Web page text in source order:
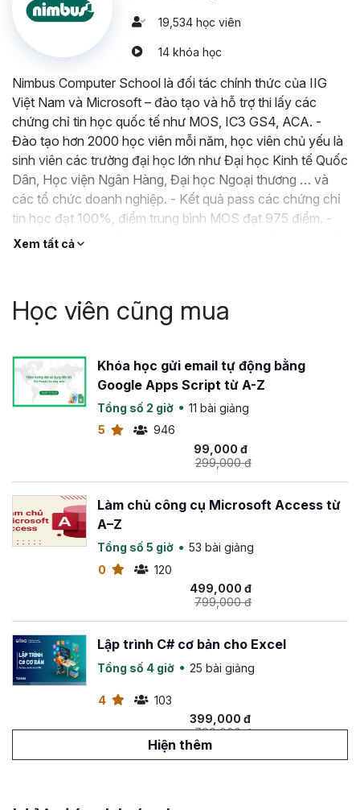
19,534 học viên
14 khóa học
Nimbus Computer School là đối tác chính thức của IIG
Việt Nam và Microsoft – đào tạo và hỗ trợ thi lấy các
chứng chỉ tin học quốc tế như MOS, IC3 GS4, ACA. -
Đào tạo hơn 2000 học viên mỗi năm, học viên chủ yếu là
sinh viên các trường đại học lớn như Đại học Kinh tế Quốc
Dân, Học viện Ngân Hàng, Đại học Ngoại thương … và
các tổ chức doanh nghiệp. - Kết quả pass các chứng chỉ
tin học đạt 100%, điểm trung bình MOS đạt 975 điểm. -
Giảng viên có nhiều năm đào tạo chứng chỉ Tin học quốc
Xem tất cả
Học viên cũng mua
Khóa học gửi email tự động bằng
Google Apps Script từ A-Z
Tổng số 2 giờ
11 bài giảng
5
946
99,000 đ
299,000 đ
Làm chủ công cụ Microsoft Access từ
A–Z
Tổng số 5 giờ
53 bài giảng
0
120
499,000 đ
799,000 đ
Lập trình C# cơ bản cho Excel
Tổng số 4 giờ 25 bài giảng
4
103
399,000 đ
799,000 đ
Hiện thêm